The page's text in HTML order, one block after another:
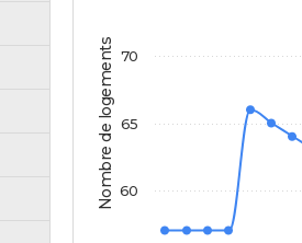
Nombre de logements 60
65
70